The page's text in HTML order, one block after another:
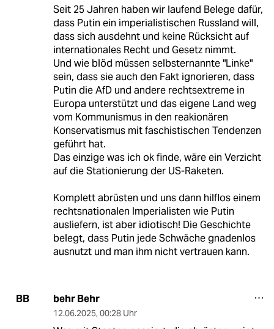
Seit 25 Jahren haben wir laufend Belege dafür,
dass Putin ein imperialistischen Russland will,
dass sich ausdehnt und keine Rücksicht auf
internationales Recht und Gesetz nimmt.
Und wie blöd müssen selbsternannte "Linke"
sein, dass sie auch den Fakt ignorieren, dass
Putin die AfD und andere rechtsextreme in
Europa unterstützt und das eigene Land weg
vom Kommunismus in den reakionären
Konservatismus mit faschistischen Tendenzen
geführt hat.
Das einzige was ich ok finde, wäre ein Verzicht
auf die Stationierung der US-Raketen.
Komplett abrüsten und uns dann hilflos einem
rechtsnationalen Imperialisten wie Putin
ausliefern, ist aber idiotisch! Die Geschichte
belegt, dass Putin jede Schwäche gnadenlos
ausnutzt und man ihm nicht vertrauen kann.
BB behr Behr
12.06.2025, 00:28 Uhr